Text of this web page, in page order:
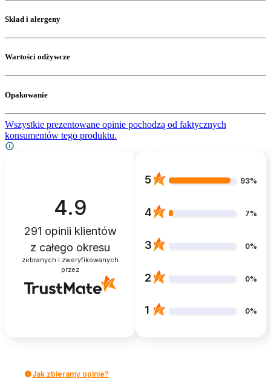
Skład i alergeny
Wartości odżywcze
Opakowanie
Wszystkie prezentowane opinie pochodzą od faktycznych
konsumentów tego produktu.
4.9
291 opinii klientów
z całego okresu
zebranych i zweryfikowanych
przez
5 93%
4 7%
3 0%
2 0%
1 0%
Jak zbieramy opinie?